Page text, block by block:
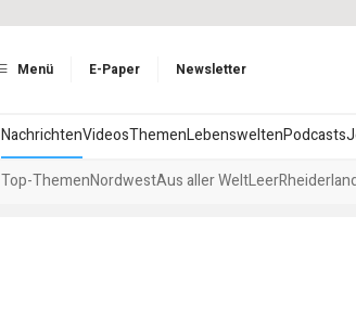
Menü E-Paper Newsletter
NachrichtenVideosThemenLebensweltenPodcasts
Top-ThemenNordwestAus aller WeltLeer